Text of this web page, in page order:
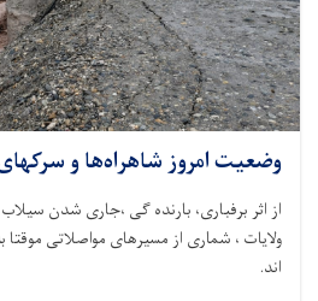
وضعیت امروز شاهراه‌ها و
از اثر برفباری، بارنده گی ،جاری شدن
ولایات ، شماری از مسیرهای مواصلاتی
اند.